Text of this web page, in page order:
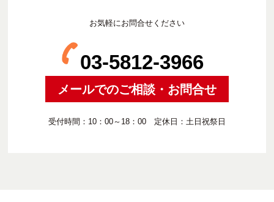
お気軽にお問合せください
03-5812-3966
メールでのご相談・お問合せ
受付時間：10：00～18：00 定休日：土日祝祭日